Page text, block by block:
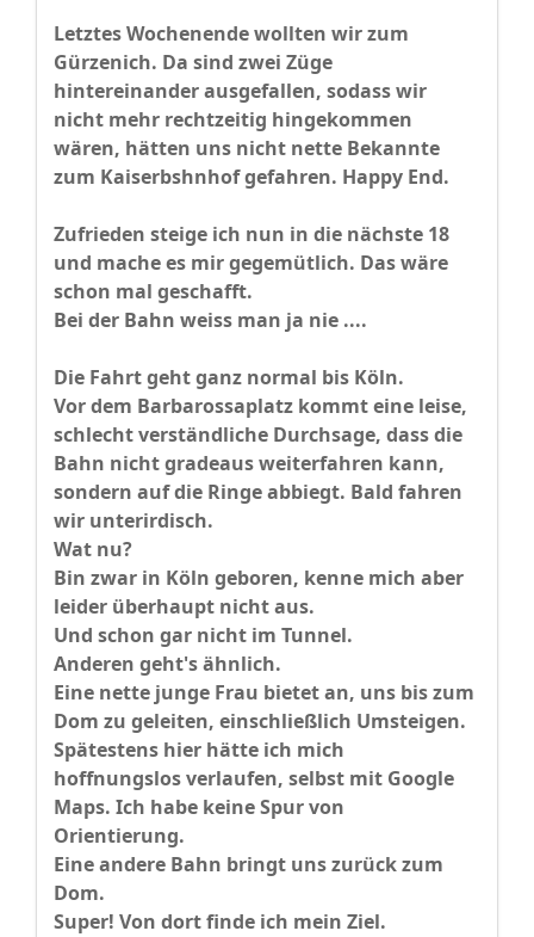
Letztes Wochenende wollten wir zum
Gürzenich. Da sind zwei Züge
hintereinander ausgefallen, sodass wir
nicht mehr rechtzeitig hingekommen
wären, hätten uns nicht nette Bekannte
zum Kaiserbshnhof gefahren. Happy End.
Zufrieden steige ich nun in die nächste 18
und mache es mir gegemütlich. Das wäre
schon mal geschafft.
Bei der Bahn weiss man ja nie ....
Die Fahrt geht ganz normal bis Köln.
Vor dem Barbarossaplatz kommt eine leise,
schlecht verständliche Durchsage, dass die
Bahn nicht gradeaus weiterfahren kann,
sondern auf die Ringe abbiegt. Bald fahren
wir unterirdisch.
Wat nu?
Bin zwar in Köln geboren, kenne mich aber
leider überhaupt nicht aus.
Und schon gar nicht im Tunnel.
Anderen geht's ähnlich.
Eine nette junge Frau bietet an, uns bis zum
Dom zu geleiten, einschließlich Umsteigen.
Spätestens hier hätte ich mich
hoffnungslos verlaufen, selbst mit Google
Maps. Ich habe keine Spur von
Orientierung.
Eine andere Bahn bringt uns zurück zum
Dom.
Super! Von dort finde ich mein Ziel.